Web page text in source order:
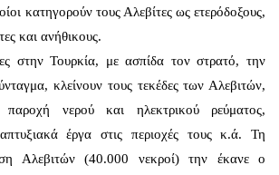
κατηγορούν τους Αλεβίτες ως ετερόδοξους,
και ανήθικους.
Τουρκία, με ασπίδα τον στρατό, την
κλείνουν τους τεκέδες των Αλεβιτών,
νερού και ηλεκτρικού ρεύματος,
έργα στις περιοχές τους κ.ά. Τη
Αλεβιτών (40.000 νεκροί) την έκανε ο